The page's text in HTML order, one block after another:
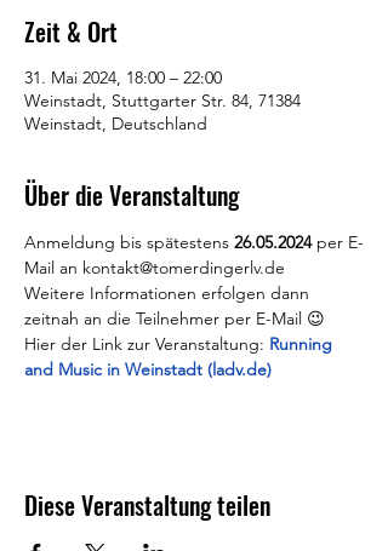
Zeit & Ort
31. Mai 2024, 18:00 – 22:00
Weinstadt, Stuttgarter Str. 84, 71384
Weinstadt, Deutschland
Über die Veranstaltung
Anmeldung bis spätestens 26.05.2024 per E-
Mail an kontakt@tomerdingerlv.de
Weitere Informationen erfolgen dann
zeitnah an die Teilnehmer per E-Mail 😉
Hier der Link zur Veranstaltung: Running
and Music in Weinstadt (ladv.de)
Diese Veranstaltung teilen